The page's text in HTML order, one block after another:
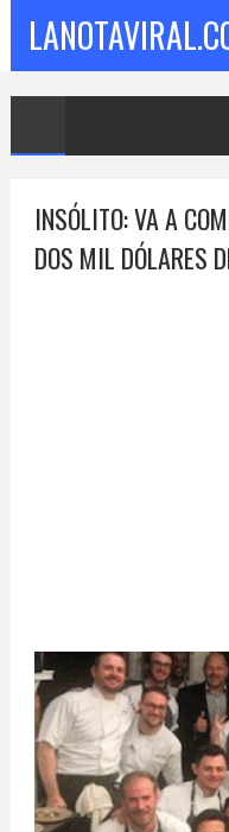
INSÓLITO: VA A
DOS MIL DÓLARES